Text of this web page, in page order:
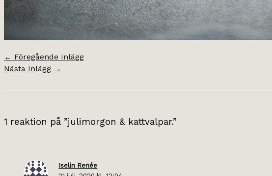
← Föregående Inlägg
Nästa Inlägg →
1 reaktion på ”julimorgon & kattvalpar.”
Iselin Renée